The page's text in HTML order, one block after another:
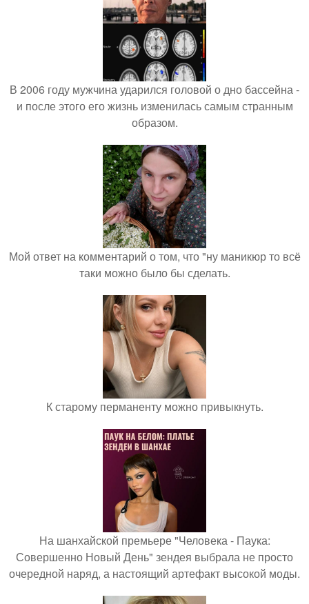
В 2006 году мужчина ударился головой о дно бассейна -
и после этого его жизнь изменилась самым странным
образом.
Мой ответ на комментарий о том, что "ну маникюр то всё
таки можно было бы сделать.
К старому перманенту можно привыкнуть.
На шанхайской премьере "Человека - Паука:
Совершенно Новый День" зендея выбрала не просто
очередной наряд, а настоящий артефакт высокой моды.